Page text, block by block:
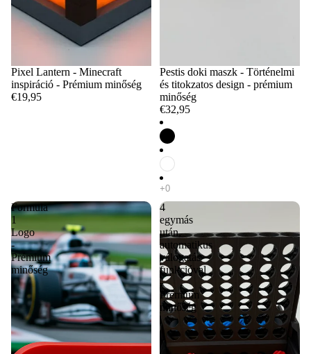
Pixel Lantern - Minecraft
inspiráció - Prémium minőség
€19,95
Pestis doki maszk - Történelmi
és titokzatos design - prémium
minőség
€32,95
Formula
1
Logo
-
Prémium
minőség
4
egymás
után,
automatikus
válogatás
funkcióval
-
Prémium
minőség